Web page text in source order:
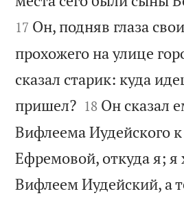
17 Он, подняв глаза
прохожего на улице
сказал старик: куда
пришел?
18 Он сказал
Вифлеема Иудейского к
Ефремовой, откуда я; я
Вифлеем Иудейский, а